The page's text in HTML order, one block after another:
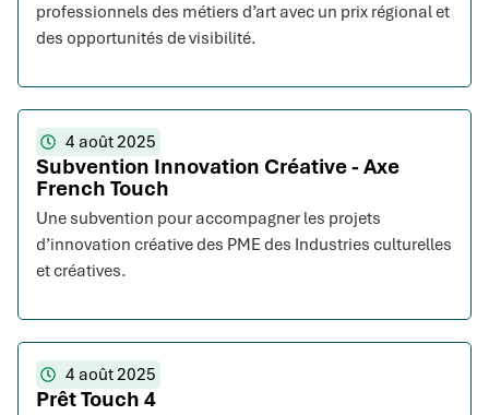
professionnels des métiers d’art avec un prix régional et
des opportunités de visibilité.
4 août 2025
Subvention Innovation Créative - Axe
French Touch
Une subvention pour accompagner les projets
d’innovation créative des PME des Industries culturelles
et créatives.
4 août 2025
Prêt Touch 4